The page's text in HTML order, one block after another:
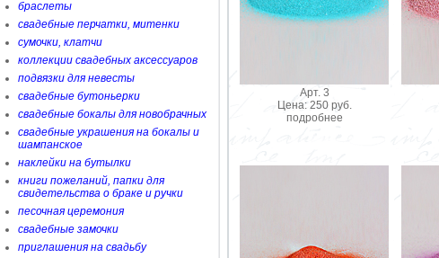
браслеты
свадебные перчатки, митенки
сумочки, клатчи
коллекции свадебных аксессуаров
подвязки для невесты
свадебные бутоньерки
свадебные бокалы для новобрачных
свадебные украшения на бокалы и
шампанское
наклейки на бутылки
книги пожеланий, папки для
свидетельства о браке и ручки
песочная церемония
свадебные замочки
приглашения на свадьбу
Арт. 3
Цена: 250 руб.
подробнее